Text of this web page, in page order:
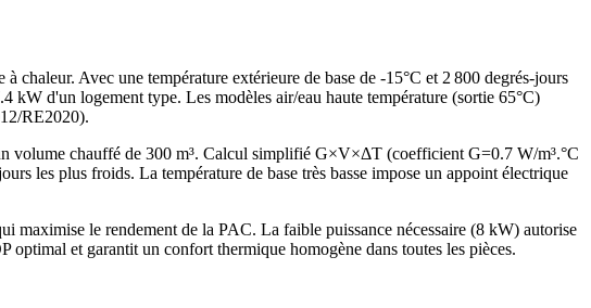
Avec une température extérieure de base de -15°C et 2 800 degrés-jours
d'un logement type. Les modèles air/eau haute température (sortie 65°C)
RE2020).
volume chauffé de 300 m³. Calcul simplifié G×V×ΔT (coefficient G=0.7 W/m³.°C
les plus froids. La température de base très basse impose un appoint électrique
maximise le rendement de la PAC. La faible puissance nécessaire (8 kW) autorise
optimal et garantit un confort thermique homogène dans toutes les pièces.